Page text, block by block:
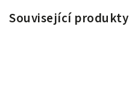
Související produkty